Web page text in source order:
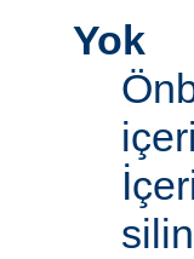
Yok